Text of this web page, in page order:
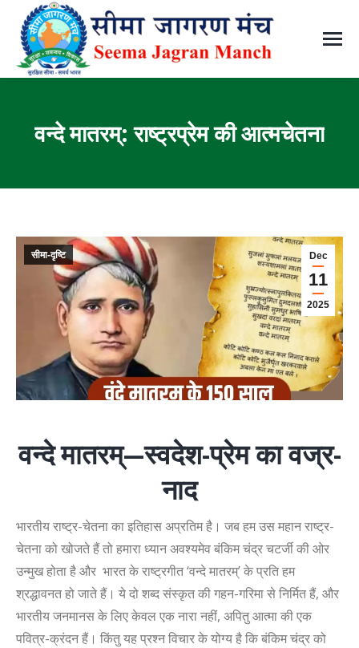
वन्दे मातरम्: राष्ट्रप्रेम की आत्मचेतना
Dec
11
2025
सीमा-दृष्टि
वन्दे मातरम्—स्वदेश-प्रेम का वज्र-
नाद
भारतीय राष्ट्र-चेतना का इतिहास अप्रतिम है। जब हम उस महान राष्ट्र-
चेतना को खोजते हैं तो हमारा ध्यान अवश्यमेव बंकिम चंद्र चटर्जी की ओर
उन्मुख होता है और भारत के राष्ट्रगीत‘वन्दे मातरम्’के प्रति हम
श्रद्धावनत हो जाते हैं। ये दो शब्द संस्कृत की गहन-गरिमा से निर्मित हैं, और
भारतीय जनमानस के लिए केवल एक नारा नहीं, अपितु आत्मा की एक
पवित्र-क्रंदन हैं। किंतु यह प्रश्न विचार के योग्य है कि बंकिम चंद्र को